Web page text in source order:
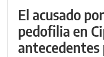
El acusado
pedofilia en